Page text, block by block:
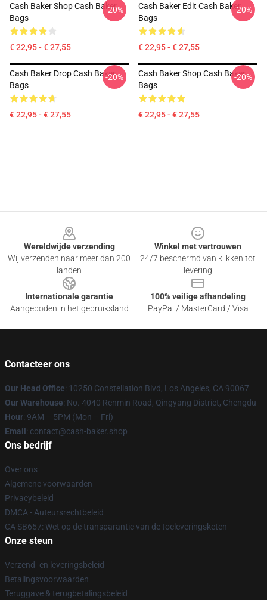
Cash Baker Shop Cash Baker
Bags
€ 22,95 - € 27,55
-20%
Cash Baker Edit Cash Baker
Bags
€ 22,95 - € 27,55
-20%
Cash Baker Drop Cash Baker
Bags
€ 22,95 - € 27,55
-20%
Cash Baker Shop Cash Baker
Bags
€ 22,95 - € 27,55
-20%
Wereldwijde verzending
Wij verzenden naar meer dan 200
landen
Winkel met vertrouwen
24/7 beschermd van klikken tot
levering
Internationale garantie
Aangeboden in het gebruiksland
100% veilige afhandeling
PayPal / MasterCard / Visa
Contacteer ons
Our Head Office: 10250 Constellation Blvd, Los Angeles, CA 90067
Our Warehouse: No. 4040 Renmin Road, Qingyang District, Chengdu
Hour: 9AM – 5PM (Mon – Fri)
Email : contact@cash-baker.shop
Ons bedrijf
Over ons
Algemene voorwaarden
Privacybeleid
DMCA - Auteursrechtbeleid
CA SB657: Wet op de transparantie van de toeleveringsketen
Onze steun
Verzend- en leveringsbeleid
Betalingsvoorwaarden
Teruggave & terugbetalingsbeleid